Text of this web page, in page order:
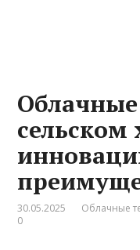
сельском
30.05.2025 Облачные
0